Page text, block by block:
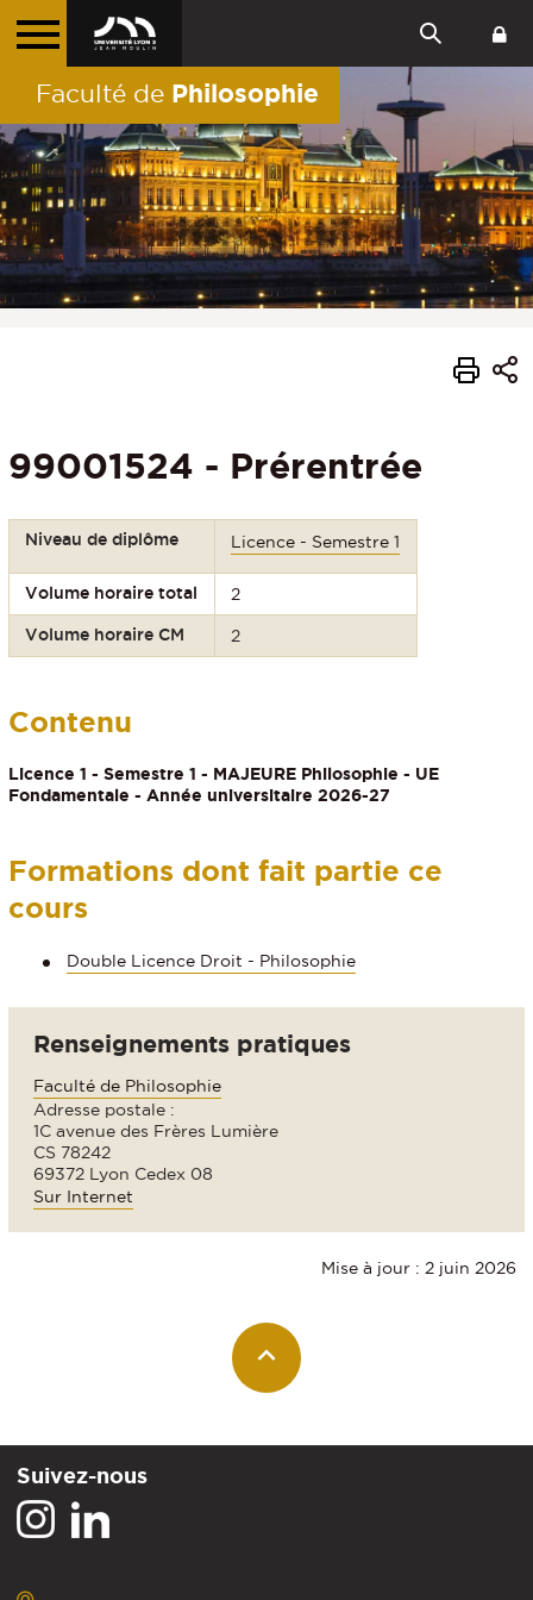
Faculté de Philosophie
99001524 - Prérentrée
Niveau de diplôme Licence - Semestre 1
Volume horaire total 2
Volume horaire CM 2
Contenu
Licence 1 - Semestre 1 - MAJEURE Philosophie - UE
Fondamentale - Année universitaire 2026-27
Formations dont fait partie ce
cours
Double Licence Droit - Philosophie
Renseignements pratiques
Faculté de Philosophie
Adresse postale :
1C avenue des Frères Lumière
CS 78242
69372 Lyon Cedex 08
Sur Internet
Mise à jour : 2 juin 2026
Suivez-nous